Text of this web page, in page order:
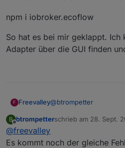
npm ERR!
npm ERR! /opt/
host.iobroker
npm i iobroker.ecoflow
So hat es bei mir geklappt. Ich
Adapter über die GUI finden
F Freevalley@btrompetter
Versuchs mal so auf
npm i iobroker.ecoflow
B
Offline
btrompetterschrieb am 28. Sept.
zuletzt editiert von
@freevalley
Es kommt noch der gleiche